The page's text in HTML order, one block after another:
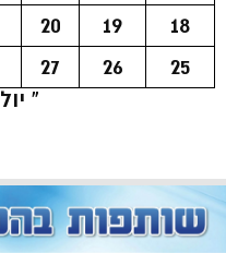
18
19
20
25
26
27
« יול